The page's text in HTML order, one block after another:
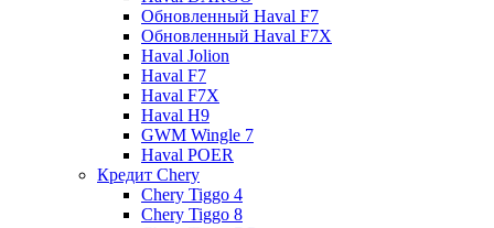
Обновленный Haval F7
Обновленный Haval F7X
Haval Jolion
Haval F7
Haval F7X
Haval H9
GWM Wingle 7
Haval POER
Кредит Chery
Chery Tiggo 4
Chery Tiggo 8